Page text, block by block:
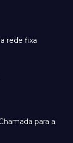
rede fixa
para a